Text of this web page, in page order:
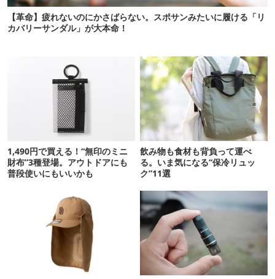
【革命】疲れないのにかさばらない。スポサンみたいに履ける「リ
カバリーサンダル」が大本命！
1,490円で買える！“無印のミニ
財布”3種登場。アウトドアにも
普段使いにもいいかも
飲み物も食材も背負って運べ
る。いま気になる“保冷リュッ
ク”11選